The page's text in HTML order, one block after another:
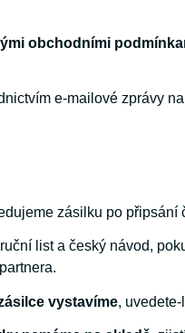
obchodními
e-mailové zprávy
zásilku po připsání
list a český návod,
vystavíme,